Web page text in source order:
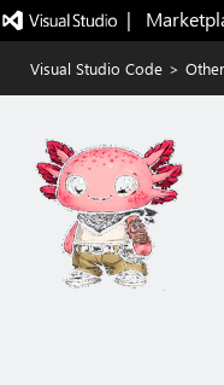
|
Visual Studio Code > Other